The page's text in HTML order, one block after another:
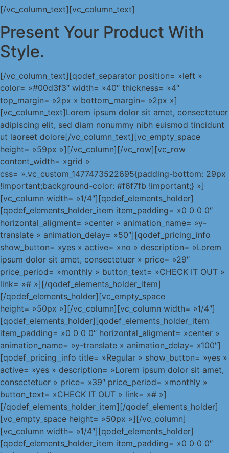
[/vc_column_text][vc_column_text]
Present Your Product With
Style.
[/vc_column_text][qodef_separator position= »left »
color= »#00d3f3″ width= »40″ thickness= »4″
top_margin= »2px » bottom_margin= »2px »]
[vc_column_text]Lorem ipsum dolor sit amet, consectetuer
adipiscing elit, sed diam nonummy nibh euismod tincidunt
ut laoreet dolore[/vc_column_text][vc_empty_space
height= »59px »][/vc_column][/vc_row][vc_row
content_width= »grid »
css= ».vc_custom_1477473522695{padding-bottom: 29px
!important;background-color: #f6f7fb !important;} »]
[vc_column width= »1/4″][qodef_elements_holder]
[qodef_elements_holder_item item_padding= »0 0 0 0″
horizontal_aligment= »center » animation_name= »y-
translate » animation_delay= »50″][qodef_pricing_info
show_button= »yes » active= »no » description= »Lorem
ipsum dolor sit amet, consectetuer » price= »29″
price_period= »monthly » button_text= »CHECK IT OUT »
link= »# »][/qodef_elements_holder_item]
[/qodef_elements_holder][vc_empty_space
height= »50px »][/vc_column][vc_column width= »1/4″]
[qodef_elements_holder][qodef_elements_holder_item
item_padding= »0 0 0 0″ horizontal_aligment= »center »
animation_name= »y-translate » animation_delay= »100″]
[qodef_pricing_info title= »Regular » show_button= »yes »
active= »yes » description= »Lorem ipsum dolor sit amet,
consectetuer » price= »39″ price_period= »monthly »
button_text= »CHECK IT OUT » link= »# »]
[/qodef_elements_holder_item][/qodef_elements_holder]
[vc_empty_space height= »50px »][/vc_column]
[vc_column width= »1/4″][qodef_elements_holder]
[qodef_elements_holder_item item_padding= »0 0 0 0″